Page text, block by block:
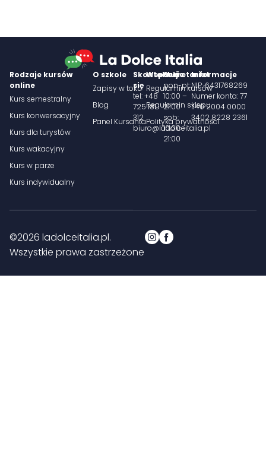
Skontaktuj
się
tel: +48
725 181
312
biuro@ladolceitalia.pl
Sekretariat
pon-pt:
10:00 –
21:00
sob:
10:00 –
21:00
Informacje
NIP: 6431768269
Numer konta: 77
1140 2004 0000
3402 8228 2361
Rodzaje kursów
online
Kurs semestralny
Kurs konwersacyjny
Kurs dla turystów
Kurs wakacyjny
Kurs w parze
Kurs indywidualny
O szkole
Zapisy w toku
Blog
Panel Kursanta
Wsparcie
Regulamin kursów
Regulamin sklepu
Polityka prywatności
©2026 ladolceitalia.pl.
Wszystkie prawa zastrzeżone